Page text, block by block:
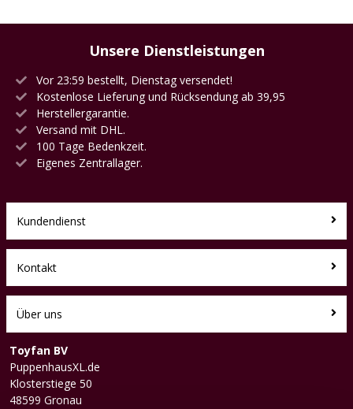
Unsere Dienstleistungen
Vor 23:59 bestellt, Dienstag versendet!
Kostenlose Lieferung und Rücksendung ab 39,95
Herstellergarantie.
Versand mit DHL.
100 Tage Bedenkzeit.
Eigenes Zentrallager.
Kundendienst
Kontakt
Über uns
Toyfan BV
PuppenhausXL.de
Klosterstiege 50
48599 Gronau